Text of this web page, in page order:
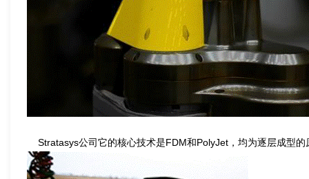
Stratasys公司它的核心技术是FDM和PolyJet，均为逐层成型